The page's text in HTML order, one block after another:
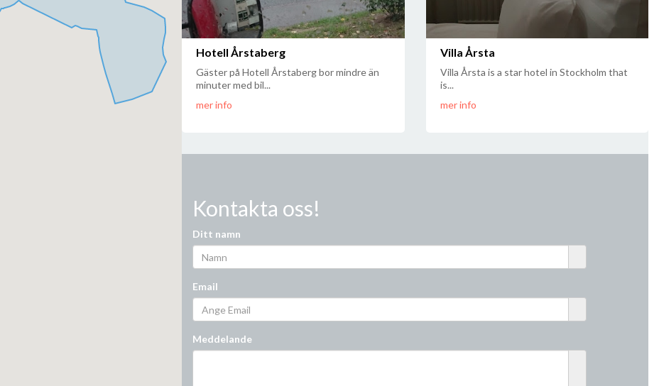
Hotell Årstaberg
Gäster på Hotell Årstaberg bor mindre än
minuter med bil...
mer info
Villa Årsta
Villa Årsta is a star hotel in Stockholm that
is...
mer info
Kontakta oss!
Ditt namn
Email
Meddelande